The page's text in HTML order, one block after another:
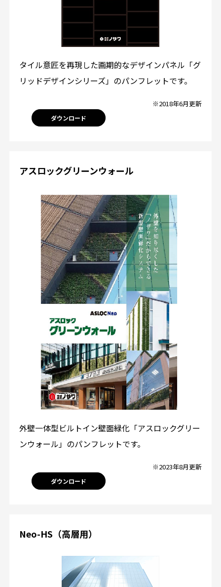
タイル意匠を再現した画期的なデザインパネル「グ
リッドデザインシリーズ」のパンフレットです。
※2018年6月更新
ダウンロード
アスロックグリーンウォール
外壁一体型ビルトイン壁面緑化「アスロックグリー
ンウォール」のパンフレットです。
※2023年8月更新
ダウンロード
Neo-HS（高層用）